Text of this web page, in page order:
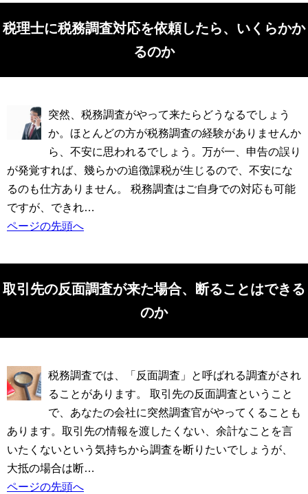
税理士に税務調査対応を依頼したら、いくらかか
るのか
突然、税務調査がやって来たらどうなるでしょう
か。ほとんどの方が税務調査の経験がありませんか
ら、不安に思われるでしょう。万が一、申告の誤り
が発覚すれば、幾らかの追徴課税が生じるので、不安にな
るのも仕方ありません。 税務調査はご自身での対応も可能
ですが、できれ…
ページの先頭へ
取引先の反面調査が来た場合、断ることはできる
のか
税務調査では、「反面調査」と呼ばれる調査がされ
ることがあります。 取引先の反面調査ということ
で、あなたの会社に突然調査官がやってくることも
あります。取引先の情報を渡したくない、余計なことを言
いたくないという気持ちから調査を断りたいでしょうが、
大抵の場合は断…
ページの先頭へ